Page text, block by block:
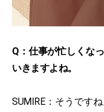
Q：仕事が忙しくな
いきますよね。
SUMIRE：そうです